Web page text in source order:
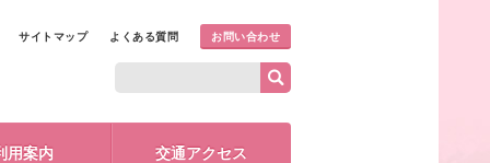
サイトマップ よくある質問 お問い合わせ
用案内 交通アクセス